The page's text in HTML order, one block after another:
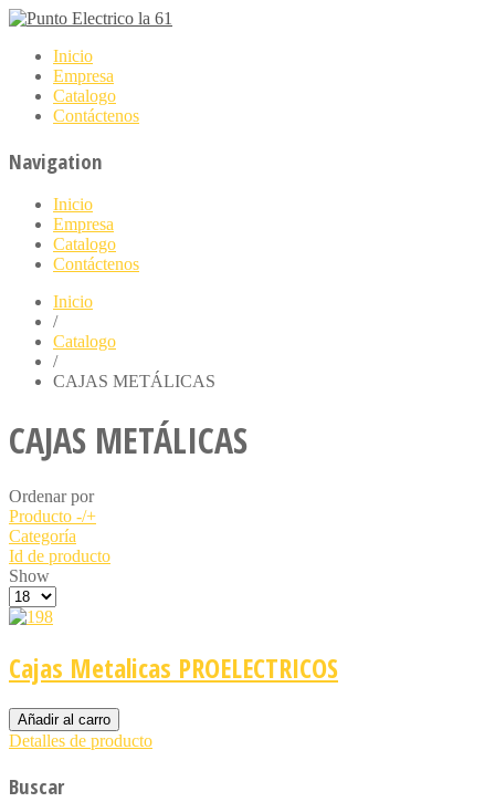
Inicio
Empresa
Catalogo
Contáctenos
Navigation
Inicio
Empresa
Catalogo
Contáctenos
Inicio
/
Catalogo
/
CAJAS METÁLICAS
CAJAS METÁLICAS
Ordenar por
Producto -/+
Categoría
Id de producto
Show
Cajas Metalicas PROELECTRICOS
Detalles de producto
Buscar